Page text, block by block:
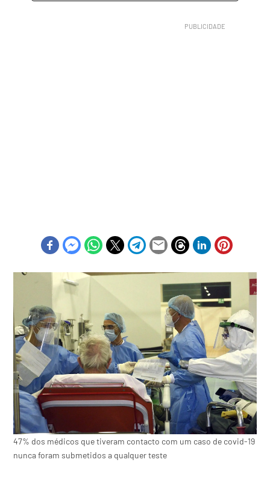
47% dos médicos que tiveram contacto com um caso de covid-19
nunca foram submetidos a qualquer teste